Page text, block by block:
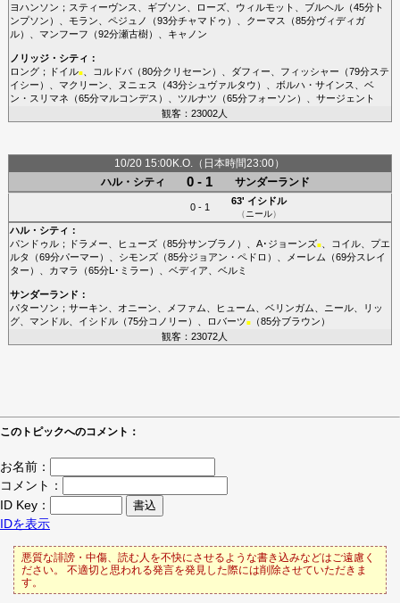
ヨハンソン ； スティーヴンス ギブソン ローズ、 ウィルモット ブルヘル（45分ト
ンプソン ）、 モラン ペジュノ （93分チャマドゥ ）、 クーマス （85分ヴィディガ
ル）、 マンフーフ （92分瀬古樹）、 キャノン
ノリッジ・シティ ：
ロング； ドイル■、 コルドバ（80分クリセーン ）、 ダフィー フィッシャー （79分ステ
イシー ）、 マクリーン ヌニェス （43分シュヴァルタウ ）、 ボルハ・サインス
ベ
ン・スリマネ （65分マルコンデス ）、 ツルナツ （65分フォーソン ）、 サージェント
観客：23002人
10/20 15:00K.O.（日本時間23:00）
ハル・シティ
0 - 1 サンダーランド
0 - 1
63' イシドル
（ ニール）
ハル・シティ ：
パンドゥル； ドラメー ヒューズ（85分サンブラノ ）、 A･ジョーンズ■、 コイル、 プエ
ルタ
（69分パーマー ）、 シモンズ（85分ジョアン・ペドロ ）、 メーレム （69分スレイ
ター ）、 カマラ （65分L･ミラー ）、 ベディア ベルミ
サンダーランド ：
パターソン ； サーキン オニーン メファム ヒューム ベリンガム ニール、
リッ
グ、 マンドル、 イシドル（75分コノリー ）、 ロバーツ■（85分ブラウン ）
観客：23072人
このトピックへのコメント：
お名前：
コメント：
ID Key：
IDを表示
悪質な誹謗・中傷、読む人を不快にさせるような書き込みなどはご遠慮く
ださい。 不適切と思われる発言を発見した際には削除させていただきま
す。